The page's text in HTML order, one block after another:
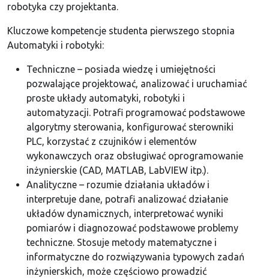
robotyka czy projektanta.
Kluczowe kompetencje studenta pierwszego stopnia
Automatyki i robotyki:
Techniczne – posiada wiedzę i umiejętności
pozwalające projektować, analizować i uruchamiać
proste układy automatyki, robotyki i
automatyzacji. Potrafi programować podstawowe
algorytmy sterowania, konfigurować sterowniki
PLC, korzystać z czujników i elementów
wykonawczych oraz obsługiwać oprogramowanie
inżynierskie (CAD, MATLAB, LabVIEW itp.).
Analityczne – rozumie działania układów i
interpretuje dane, potrafi analizować działanie
układów dynamicznych, interpretować wyniki
pomiarów i diagnozować podstawowe problemy
techniczne. Stosuje metody matematyczne i
informatyczne do rozwiązywania typowych zadań
inżynierskich, może częściowo prowadzić